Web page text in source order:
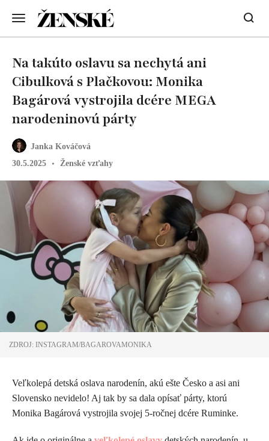
Janka Kováčová
30.5.2025
Ženské vzťahy
Na takúto oslavu sa nechytá ani
Cibulková s Plačkovou: Monika
Bagárová vystrojila dcére MEGA
narodeninovú párty
ZDROJ: INSTAGRAM/BAGAROVAMONIKA
Veľkolepá detská oslava narodenín, akú ešte Česko a asi ani
Slovensko nevidelo! Aj tak by sa dala opísať párty, ktorú
Monika Bagárová vystrojila svojej 5-ročnej dcére Ruminke.